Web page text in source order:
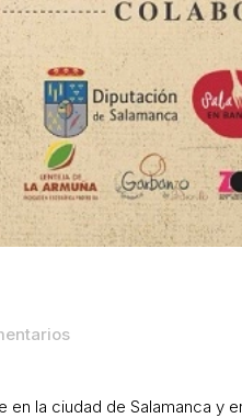
la ciudad de Salamanca y